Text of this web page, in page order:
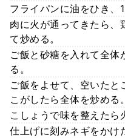
フライパンに油をひき、1
肉に火が通ってきたら、
て炒める。
ご飯と砂糖を入れて全
る。
ご飯をよせて、空いたと
こがしたら全体を炒める。
こしょうで味を整えたら
仕上げに刻みネギをかけ